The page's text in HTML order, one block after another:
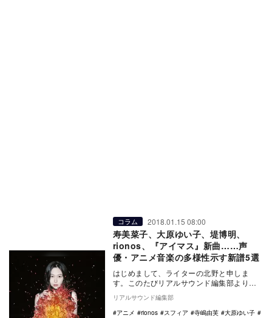
コラム 2018.01.15 08:00
寿美菜子、大原ゆい子、堤博明、
rionos、『アイマス』新曲……声
優・アニメ音楽の多様性示す新譜5選
はじめまして、ライターの北野と申しま
す。このたびリアルサウンド編集部より
「アニメソングの魅力を音楽的な切り口か
らガッツリ紹介して…
リアルサウンド編集部
アニメ
rionos スフィア 寺嶋由芙
大原ゆい子